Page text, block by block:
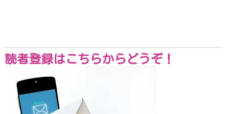
読者登録はこちらからどうぞ！